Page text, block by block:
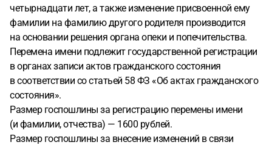
четырнадцати лет, а также изменение присвоенной ему
фамилии на фамилию другого родителя производится
на основании решения органа опеки и попечительства.
Перемена имени подлежит государственной регистрации
в органах записи актов гражданского состояния
в соответствии со статьей 58 ФЗ «Об актах гражданского
состояния».
Размер госпошлины за регистрацию перемены имени
(и фамилии, отчества) — 1600 рублей.
Размер госпошлины за внесение изменений в связи